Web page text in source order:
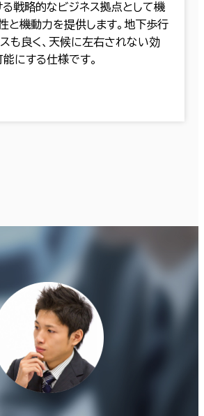
戦略的なビジネス拠点として機
と機動力を提供します。地下歩行
も良く、天候に左右されない効
にする仕様です。